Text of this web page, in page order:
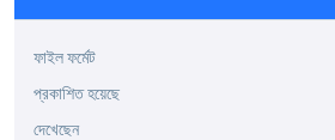
ফাইল ফর্মেট
প্রকাশিত হয়েছে
দেখেছেন